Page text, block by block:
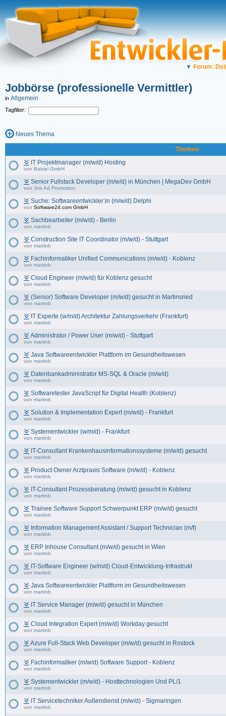
▼ Forum:
Jobbörse (professionelle Vermittler)
in Allgemein
Tagfilter:
Neues Thema
Themen
IT Projektmanager (m/w/d) Hosting
von Babiel GmbH
Senior Fullstack Developer (m/w/d) in München | MegaDev GmbH
von Job Ad Promotion
Suche: Softwareentwickler:in (m/w/d) Delphi
von Software24.com GmbH
Sachbearbeiter (m/w/d) - Berlin
von martinb
Construction Site IT Coordinator (m/w/d) - Stuttgart
von martinb
Fachinformatiker Unified Communications (m/w/d) - Koblenz
von martinb
Cloud Engineer (m/w/d) für Koblenz gesucht
von martinb
(Senior) Software Developer (m/w/d) gesucht in Martinsried
von martinb
IT Experte (w/m/d) Architektur Zahlungsverkehr (Frankfurt)
von martinb
Administrator / Power User (m/w/d) - Stuttgart
von martinb
Java Softwareentwickler Plattform im Gesundheitswesen
von martinb
Datenbankadministrator MS-SQL & Oracle (m/w/d)
von martinb
Softwaretester JavaScript für Digital Health (Koblenz)
von martinb
Solution & Implementation Expert (m/w/d) - Frankfurt
von martinb
Systementwickler (w/m/d) - Frankfurt
von martinb
IT-Consultant Krankenhausinformationssysteme (m/w/d) gesucht
von martinb
Product Owner Arztpraxis Software (m/w/d) - Koblenz
von martinb
IT-Consultant Prozessberatung (m/w/d) gesucht in Koblenz
von martinb
Trainee Software Support Schwerpunkt ERP (m/w/d) gesucht
von martinb
Information Management Assistant / Support Technician (m/f)
von martinb
ERP Inhouse Consultant (m/w/d) gesucht in Wien
von martinb
IT-Software Engineer (w/m/d) Cloud-Entwicklung-Infrastrukt
von martinb
Java Softwareentwickler Plattform im Gesundheitswesen
von martinb
IT Service Manager (m/w/d) gesucht in München
von martinb
Cloud Integration Expert (m/w/d) Workday gesucht
von martinb
Azure Full-Stack Web Developer (m/w/d) gesucht in Rostock
von martinb
Fachinformatiker (m/w/d) Software Support - Koblenz
von martinb
Systementwickler (m/w/d) - Hosttechnologien Und PL/1
von martinb
IT Servicetechniker Außendienst (m/w/d) - Sigmaringen
von martinb